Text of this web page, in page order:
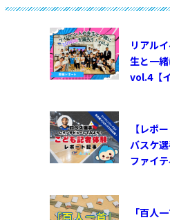
リアル
生と一
vol.4【
【レポ
バスケ
ファイ
「百人